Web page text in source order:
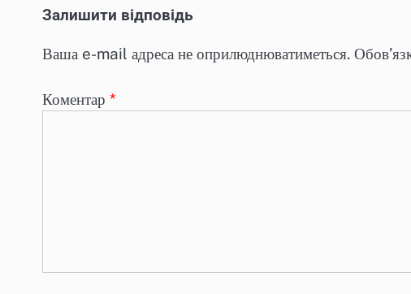
Залишити відповідь
Ваша e-mail адреса не оприлюднюватиметься.
Коментар *